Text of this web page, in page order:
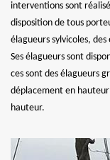
interventions sont
disposition de tous
élagueurs sylvicoles,
Ses élagueurs sont
ces sont des élagueurs
déplacement en
hauteur.